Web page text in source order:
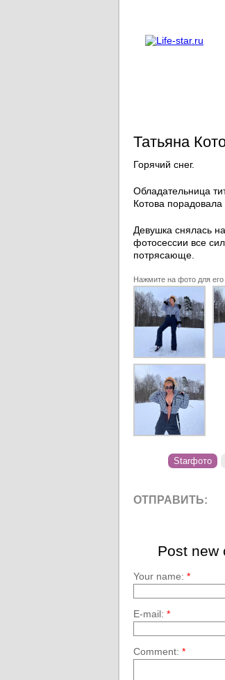
Татьяна
Горячий снег.
Обладательница
Котова
Девушка снялась
фотосессии все
потрясающе.
Нажмите на фото для его
Starфото
ОТПРАВИТЬ:
Post new
Your name: *
E-mail: *
Comment: *